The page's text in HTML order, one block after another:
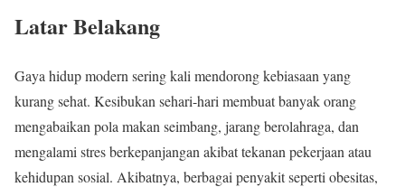
Latar Belakang
Gaya hidup modern sering kali mendorong kebiasaan yang
kurang sehat. Kesibukan sehari-hari membuat banyak orang
mengabaikan pola makan seimbang, jarang berolahraga, dan
mengalami stres berkepanjangan akibat tekanan pekerjaan atau
kehidupan sosial. Akibatnya, berbagai penyakit seperti obesitas,